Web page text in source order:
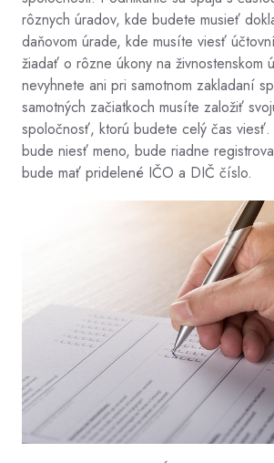
rôznych úradov, kde budete musieť
daňovom úrade, kde musíte viesť
žiadať o rôzne úkony na živnostenskom
nevyhnete ani pri samotnom zakladaní
samotných začiatkoch musíte založiť
spoločnosť, ktorú budete celý čas
bude niesť meno, bude riadne
bude mať pridelené IČO a DIČ číslo.